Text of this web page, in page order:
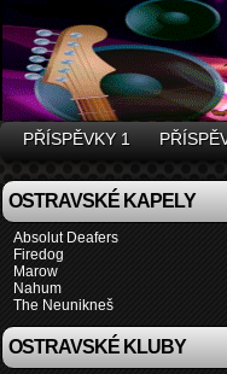
PŘÍSPĚVKY 1
OSTRAVSKÉ KAPELY
Absolut Deafers
Firedog
Marow
Nahum
The Neunikneš
OSTRAVSKÉ KLUBY